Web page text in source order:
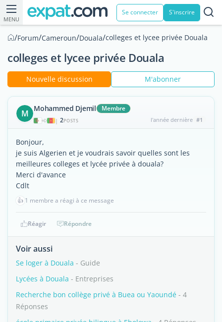
MENU
Se connecter S'inscrire
/Forum/Cameroun/Douala/colleges et lycee privée Douala
colleges et lycee privée Douala
Nouvelle discussion M'abonner
M Mohammed Djemil Membre
| 2POSTS l'année dernière #1
Bonjour,
je suis Algerien et je voudrais savoir quelles sont les
meilleures colleges et lycée privée à douala?
Merci d'avance
Cdlt
👍 1 membre a réagi à ce message
Réagir Répondre
Voir aussi
Se loger à Douala - Guide
Lycées à Douala - Entreprises
Recherche bon collège privé à Buea ou Yaoundé - 4
Réponses